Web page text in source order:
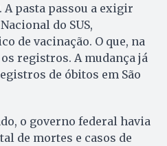
A pasta passou a exigir
do SUS,
de vacinação. O que, na
registros. A mudança já
de óbitos em São
o governo federal havia
de mortes e casos de